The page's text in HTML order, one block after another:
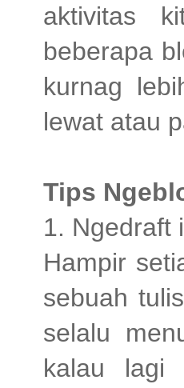
aktivitas
beberapa
kurnag
lewat atau
Tips
1. Ngedraft
Hampir
sebuah
selalu
kalau lagi